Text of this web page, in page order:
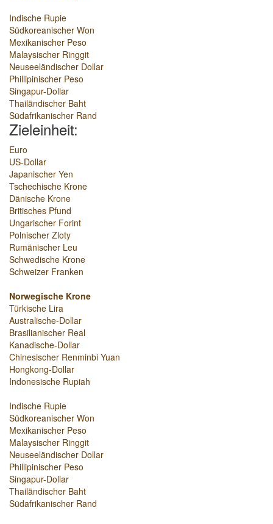
Indische Rupie
Südkoreanischer Won
Mexikanischer Peso
Malaysischer Ringgit
Neuseeländischer Dollar
Phillipinischer Peso
Singapur-Dollar
Thailändischer Baht
Südafrikanischer Rand
Zieleinheit:
Euro
US-Dollar
Japanischer Yen
Tschechische Krone
Dänische Krone
Britisches Pfund
Ungarischer Forint
Polnischer Zloty
Rumänischer Leu
Schwedische Krone
Schweizer Franken
Norwegische Krone
Türkische Lira
Australische-Dollar
Brasilianischer Real
Kanadische-Dollar
Chinesischer Renminbi Yuan
Hongkong-Dollar
Indonesische Rupiah
Indische Rupie
Südkoreanischer Won
Mexikanischer Peso
Malaysischer Ringgit
Neuseeländischer Dollar
Phillipinischer Peso
Singapur-Dollar
Thailändischer Baht
Südafrikanischer Rand